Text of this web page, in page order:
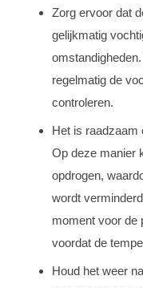
Zorg ervoor dat
gelijkmatig
regelmatig de
controleren.
Het is raadzaam
Op deze manier
opdrogen,
wordt
moment voor de
voordat de
Houd het weer